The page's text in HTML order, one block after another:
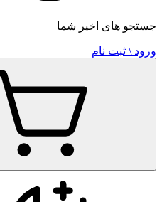
جستجو های اخیر شما
ورود \ ثبت نام